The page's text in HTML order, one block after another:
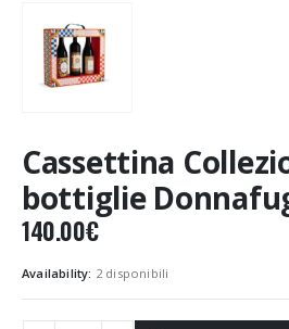
Cassettina
bottiglie
140.00€
Availability: 2 disponibili